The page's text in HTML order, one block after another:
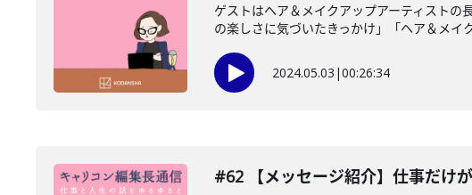
ゲストはヘア＆メイクアップアーティスト
の楽しさに気づいたきっかけ」「ヘア＆メイ
2024.05.03 |00:26:34
#62 【メッセージ紹介】仕事だけ